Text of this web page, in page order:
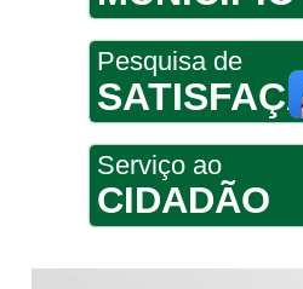
Pesquisa de
Serviço ao
CIDADÃO